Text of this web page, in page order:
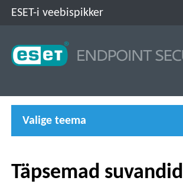
ESET-i veebispikker
Valige teema
Täpsemad suvandid